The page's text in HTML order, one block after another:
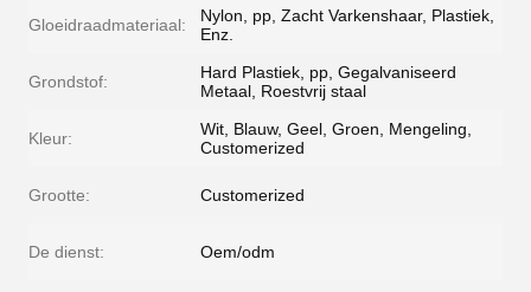
Gloeidraadmateriaal:
Nylon, pp, Zacht Varkenshaar, Plastiek,
Enz.
Grondstof:
Hard Plastiek, pp, Gegalvaniseerd
Metaal, Roestvrij staal
Kleur:
Wit, Blauw, Geel, Groen, Mengeling,
Customerized
Grootte: Customerized
De dienst: Oem/odm